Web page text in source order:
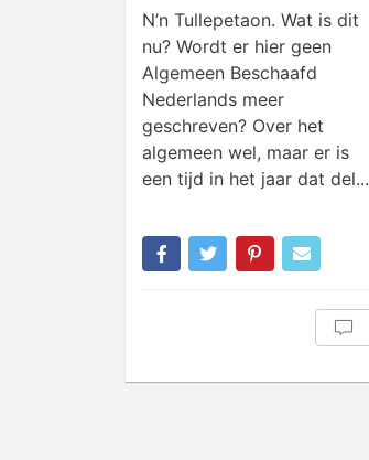
N’n Tullepetaon. Wat is dit
nu? Wordt er hier geen
Algemeen Beschaafd
Nederlands meer
geschreven? Over het
algemeen wel, maar er is
een tijd in het jaar dat del...